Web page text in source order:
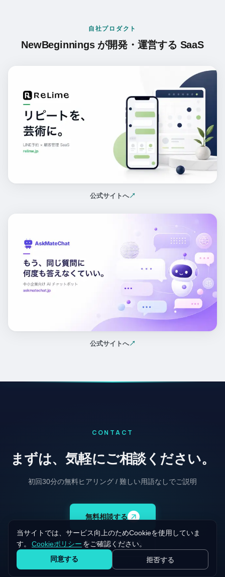
自社プロダクト
NewBeginnings が開発・運営する SaaS
公式サイトへ↗
（新しいタブで開く）
公式サイトへ↗
（新しいタブで開く）
CONTACT
まずは、気軽にご相談ください。
初回30分の無料ヒアリング / 難しい用語なしでご説明
無料相談する
LINEで相談する
当サイトでは、サービス向上のためCookieを使用していま
す。
Cookieポリシー をご確認ください。
同意する
拒否する